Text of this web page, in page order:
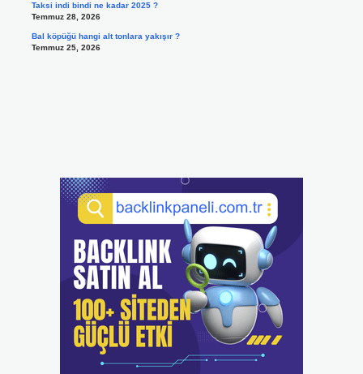
Taksi indi bindi ne kadar 2025 ?
Temmuz 28, 2026
Bal köpüğü hangi alt tonlara yakışır ?
Temmuz 25, 2026